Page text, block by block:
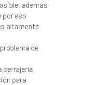
además
por eso
altamente
de
cerrajería
para